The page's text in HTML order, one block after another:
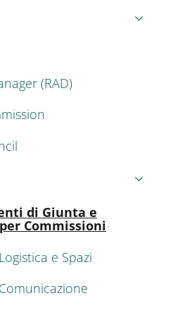
(RAD)
di Giunta e
Commissioni
e Spazi